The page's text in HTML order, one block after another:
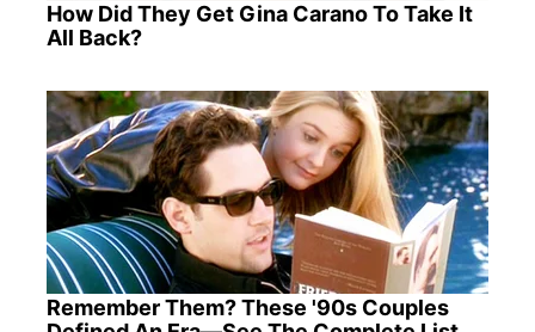
How Did They Get Gina Carano To Take It
All Back?
Remember Them? These '90s Couples